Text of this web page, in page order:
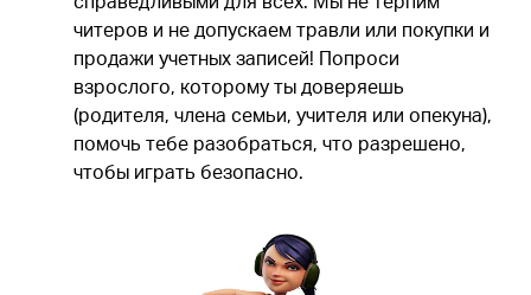
читеров и не допускаем травли или покупки и
продажи учетных записей! Попроси
взрослого, которому ты доверяешь
(родителя, члена семьи, учителя или опекуна),
помочь тебе разобраться, что разрешено,
чтобы играть безопасно.